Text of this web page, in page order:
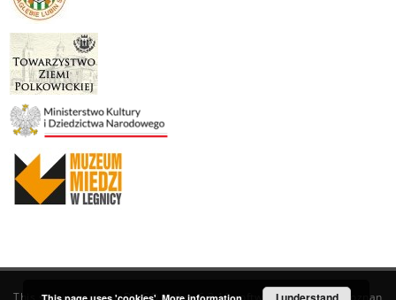
This service runs onDInGO dLibra 6.3.19software created by Poznan